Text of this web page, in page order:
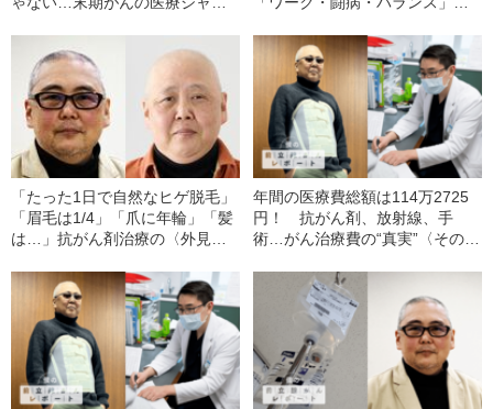
ト・デメリット
「たった1日で自然なヒゲ脱毛」
「眉毛は1/4」「爪に年輪」「髪
は…」抗がん剤治療の〈外見の
赤裸々告白
年間の医療費総額は114万2725
円！ 抗がん剤、放射線、手
術…がん治療費の“真実”〈そのう
額は…〉